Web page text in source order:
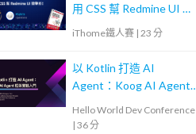
用 CSS 幫 Redmine UI 微
iThome鐵人賽 | 23 分
以 Kotlin 打造 AI
Agent：Koog AI Agent
Hello World Dev Conference
| 36 分